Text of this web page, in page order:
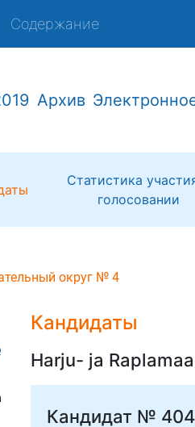
Содержание
Архив
Статистика
голосовании
округ № 4
Кандидаты
Harju- ja Raplamaa
Кандидат № 404